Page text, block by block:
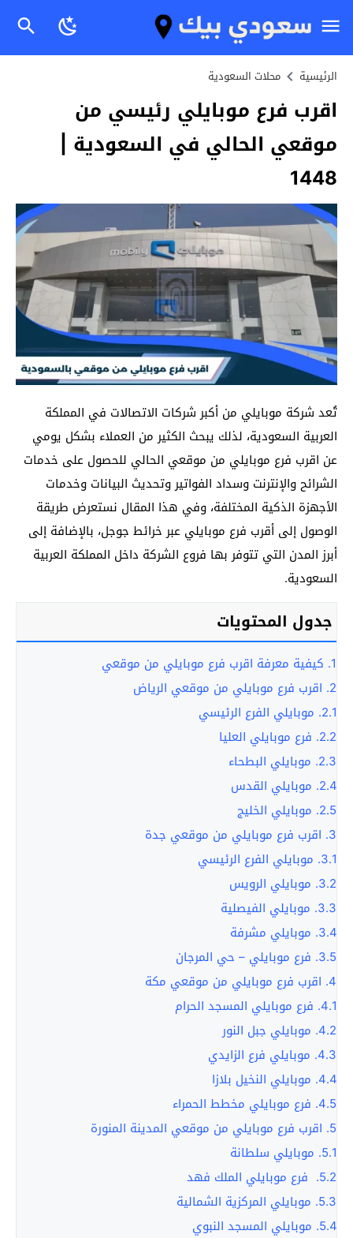
الرئيسية محلات السعودية
اقرب فرع موبايلي رئيسي من
موقعي الحالي في السعودية |
1448
تُعد شركة موبايلي من أكبر شركات الاتصالات في المملكة
العربية السعودية، لذلك يبحث الكثير من العملاء بشكل يومي
عن اقرب فرع موبايلي من موقعي الحالي للحصول على خدمات
الشرائح والإنترنت وسداد الفواتير وتحديث البيانات وخدمات
الأجهزة الذكية المختلفة، وفي هذا المقال نستعرض طريقة
الوصول إلى أقرب فرع موبايلي عبر خرائط جوجل، بالإضافة إلى
أبرز المدن التي تتوفر بها فروع الشركة داخل المملكة العربية
السعودية.
جدول المحتويات
1. كيفية معرفة اقرب فرع موبايلي من موقعي
2. اقرب فرع موبايلي من موقعي الرياض
2.1. موبايلي الفرع الرئيسي
2.2. فرع موبايلي العليا
2.3. موبايلي البطحاء
2.4. موبايلي القدس
2.5. موبايلي الخليج
3. اقرب فرع موبايلي من موقعي جدة
3.1. موبايلي الفرع الرئيسي
3.2. موبايلي الرويس
3.3. موبايلي الفيصلية
3.4. موبايلي مشرفة
3.5. فرع موبايلي – حي المرجان
4. اقرب فرع موبايلي من موقعي مكة
4.1. فرع موبايلي المسجد الحرام
4.2. موبايلي جبل النور
4.3. موبايلي فرع الزايدي
4.4. موبايلي النخيل بلازا
4.5. فرع موبايلي مخطط الحمراء
5. اقرب فرع موبايلي من موقعي المدينة المنورة
5.1. موبايلي سلطانة
5.2. فرع موبايلي الملك فهد
5.3. موبايلي المركزية الشمالية
5.4. موبايلي المسجد النبوي